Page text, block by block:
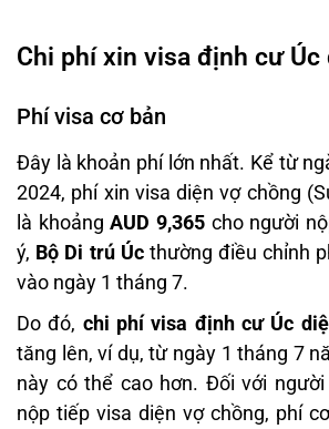
Chi phí xin visa định cư Úc
Phí visa cơ bản
Đây là khoản phí lớn nhất. Kể từ
2024, phí xin visa diện vợ chồng
là khoảngAUD 9,365 cho người
ý, Bộ Di trú Úcthường điều chỉnh
vào ngày 1 tháng 7.
Do đó, chi phí visa định cư Úc
tăng lên, ví dụ, từ ngày 1 tháng 7
này có thể cao hơn. Đối với
nộp tiếp visa diện vợ chồng, phí